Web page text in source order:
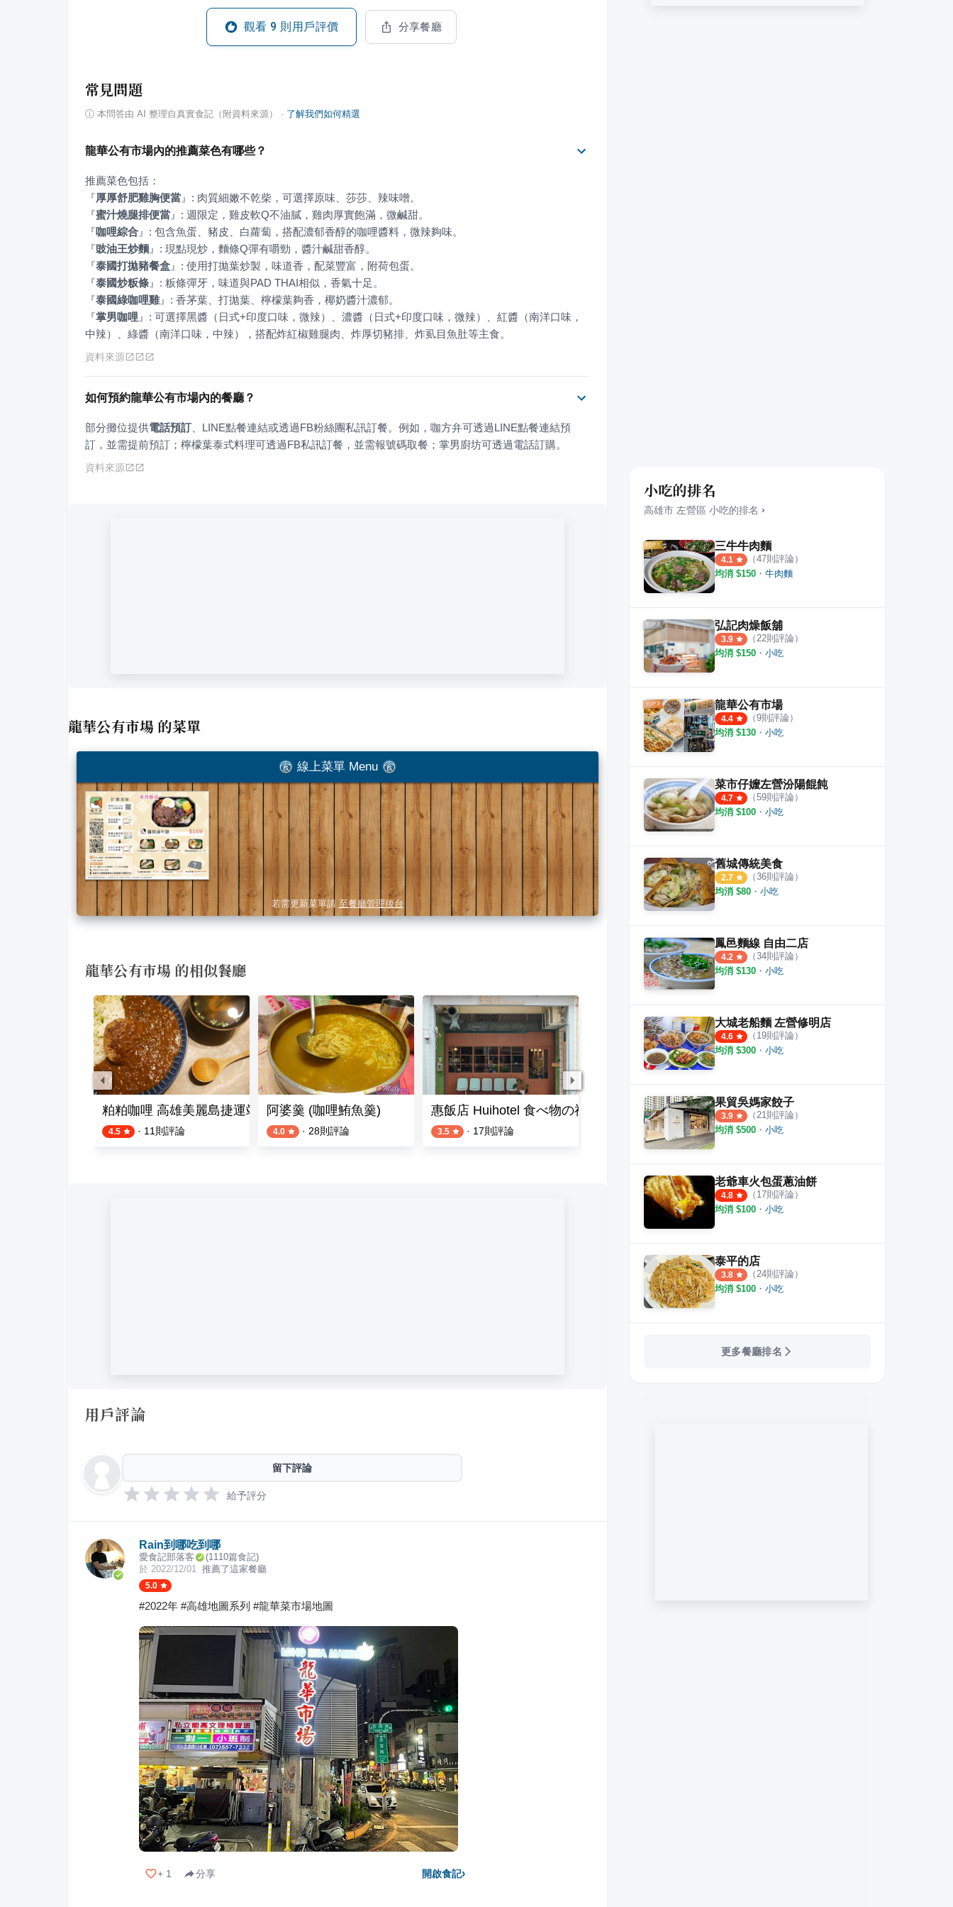
觀看 9 則用戶評價 分享餐廳
常見問題
ⓘ 本問答由 AI 整理自真實食記（附資料來源） · 了解我們如何精選
龍華公有市場內的推薦菜色有哪些？
『厚厚舒肥雞胸便當 』
『蜜汁燒腿排便當 』
『咖哩綜合 』
『豉油王炒麵 』
『泰國打拋豬餐盒 』
『泰國炒粄條 』
『泰國綠咖哩雞』
『掌男咖哩 』 : 可選擇黑醬（日式+印度口味，微辣）、濃醬（日式+印度口味，微辣）、紅醬（南洋口味，
中辣）、綠醬（南洋口味，中辣），搭配炸紅椒雞腿肉、炸厚切豬排、炸虱目魚肚等主食。
資料來源
如何預約龍華公有市場內的餐廳？
部分攤位提供電話預訂、LINE點餐連結或透過FB粉絲團私訊訂餐。例如，咖方弁可透過LINE點餐連結預
訂，並需提前預訂；檸檬葉泰式料理可透過FB私訊訂餐，並需報號碼取餐；掌男廚坊可透過電話訂購。
資料來源
龍華公有市場 的菜單
線上菜單 Menu
若需更新菜單請 至餐廳管理後台
龍華公有市場 的相似餐廳
粕粕咖哩 高雄美麗島捷運站店
4.5 · 11 則評論
阿婆羹 (咖哩鮪魚羹)
4.0 · 28則評論
惠飯店 Huihotel 食べ物の祝福
3.5 · 17則評論
好家廚房 très bon
41則評論
昂-香料咖哩
4.8
用戶評論
留下評論
給予評分
Rain到哪吃到哪
愛食記部落客 (1110篇食記)
於 2022/12/01 推薦了這家餐廳
5.0
#2022年 #高雄地圖系列 #龍華菜市場地圖
+ 1 分享 開啟食記›
小吃的排名
高雄市 左營區 小吃的排名 ›
三牛牛肉麵
4.1 （47則評論）
均消 $150 ・ 牛肉麵
弘記肉燥飯舖
3.9 （22則評論）
均消 $150 ・ 小吃
龍華公有市場
4.4 （9則評論）
均消 $130 ・ 小吃
菜市仔嬤左營汾陽餛飩
4.7 （59則評論）
均消 $100 ・ 小吃
舊城傳統美食
2.7 （36則評論）
均消 $80 ・ 小吃
鳳邑麵線 自由二店
4.2 （34則評論）
均消 $130 ・ 小吃
大城老船麵 左營修明店
4.6 （ 19則評論）
均消 $300 ・ 小吃
果貿吳媽家餃子
3.9 （21則評論）
均消 $500 ・ 小吃
老爺車火包蛋蔥油餅
4.8 （ 17則評論）
均消 $100 ・ 小吃
泰平的店
3.8 （24則評論）
均消 $100 ・ 小吃
更多餐廳排名